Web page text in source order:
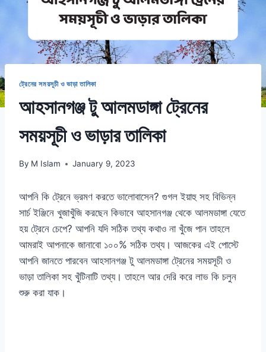
ট্রেনের সময়সূচী ও ভাড়া তালিকা
আহসানগঞ্জ টু আলমডাঙ্গা ট্রেনের
সময়সূচী ও ভাড়ার তালিকা
By M Islam January 9, 2023
আপনি কি ট্রেনে ভ্রমণ করতে ভালোবাসেন? গুগল ইয়াহু সহ বিভিন্ন
সার্চ ইঞ্জিনে খুজাখুঁজি করছেন কিভাবে আহসানগঞ্জ থেকে আলমডাঙ্গা যেতে
হয় ট্রেনে চেপে? আপনি যদি সঠিক তথ্য কথাও না খুঁজে পান তাহলে
আমরাই আপনাকে জানাবো ১০০% সঠিক তথ্য। আজকের এই পোস্টে
আপনি জানতে পারবেন আহসানগঞ্জ টু আলমডাঙ্গা ট্রেনের সময়সূচী ও
ভাড়া তালিকা সহ খুঁটিনাটি তথ্য। তাহলে আর দেরি করে লাভ কি চলুন
শুরু করা যাক।